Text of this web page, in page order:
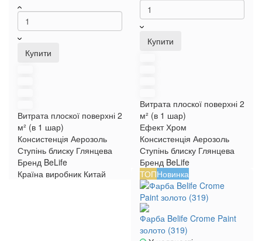
Купити
Витрата плоскої поверхні 2
м² (в 1 шар)
Консистенція Аерозоль
Ступінь блиску Глянцева
Бренд BeLife
Країна виробник Китай
Купити
Витрата плоскої поверхні 2
м² (в 1 шар)
Ефект Хром
Консистенція Аерозоль
Ступінь блиску Глянцева
Бренд BeLife
ТОПНовинка
Фарба Belife Crome Paint
золото (319)